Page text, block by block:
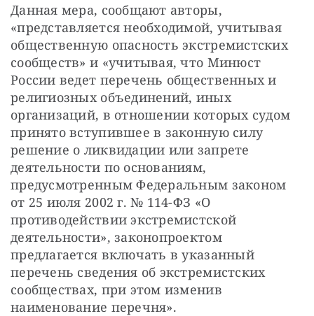
Данная мера, сообщают авторы,
«представляется необходимой, учитывая
общественную опасность экстремистских
сообществ» и «учитывая, что Минюст
России ведет перечень общественных и
религиозных объединений, иных
организаций, в отношении которых судом
принято вступившее в законную силу
решение о ликвидации или запрете
деятельности по основаниям,
предусмотренным Федеральным законом
от 25 июля 2002 г. № 114-ФЗ «О
противодействии экстремистской
деятельности», законопроектом
предлагается включать в указанный
перечень сведения об экстремистских
сообществах, при этом изменив
наименование перечня».